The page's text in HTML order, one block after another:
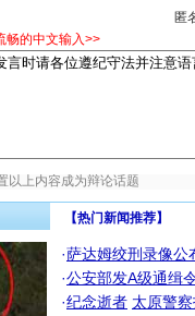
匿
畅的中文输入>>
【热门新闻推荐】
·萨达姆绞刑录像公
·公安部发A级通缉
·纪念逝者 太原警